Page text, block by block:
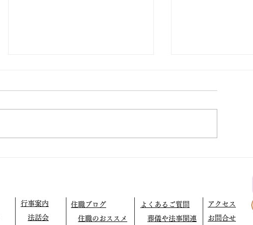
行事案内
法話会
住職ブログ
住職のおススメ
よくあるご質問
葬儀や法事関連
アクセス
お問合せ